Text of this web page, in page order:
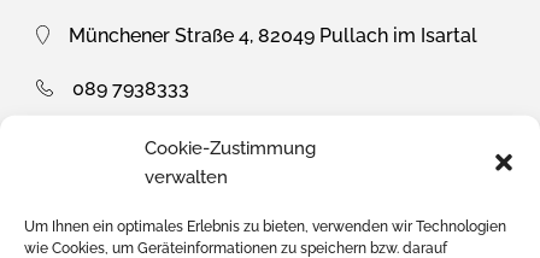
Cookie-Zustimmung
verwalten
Um Ihnen ein optimales Erlebnis zu bieten, verwenden wir Technologien
wie Cookies, um Geräteinformationen zu speichern bzw. darauf
Münchener Straße 4, 82049 Pullach im Isartal
089 7938333
info@wieland-juwelier.de
Uhr